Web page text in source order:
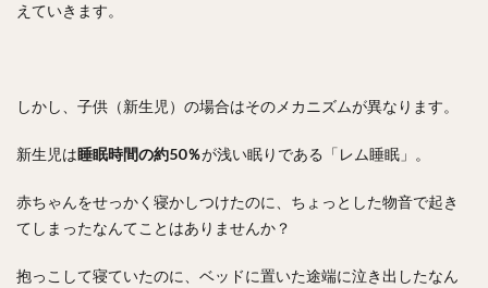
えていきます。
しかし、子供（新生児）の場合はそのメカニズムが異なります。
新生児は睡眠時間の約50％が浅い眠りである「レム睡眠」。
赤ちゃんをせっかく寝かしつけたのに、ちょっとした物音で起き
てしまったなんてことはありませんか？
抱っこして寝ていたのに、ベッドに置いた途端に泣き出したなん